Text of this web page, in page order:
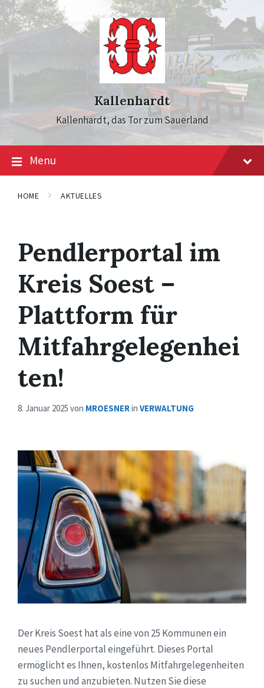
Skip
to
content
Skip
to
main
navigation
Skip
to
footer
Kallenhardt
Kallenhardt, das Tor zum Sauerland
Menu
HOME AKTUELLES
Pendlerportal im
Kreis Soest –
Plattform für
Mitfahrgelegenhei
ten!
8. Januar 2025 von MROESNERin VERWALTUNG
Der Kreis Soest hat als eine von 25 Kommunen ein
neues Pendlerportal eingeführt. Dieses Portal
ermöglicht es Ihnen, kostenlos Mitfahrgelegenheiten
zu suchen und anzubieten. Nutzen Sie diese